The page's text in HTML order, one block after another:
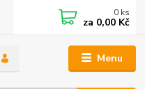
Menu
0 ks
za 0,00 Kč